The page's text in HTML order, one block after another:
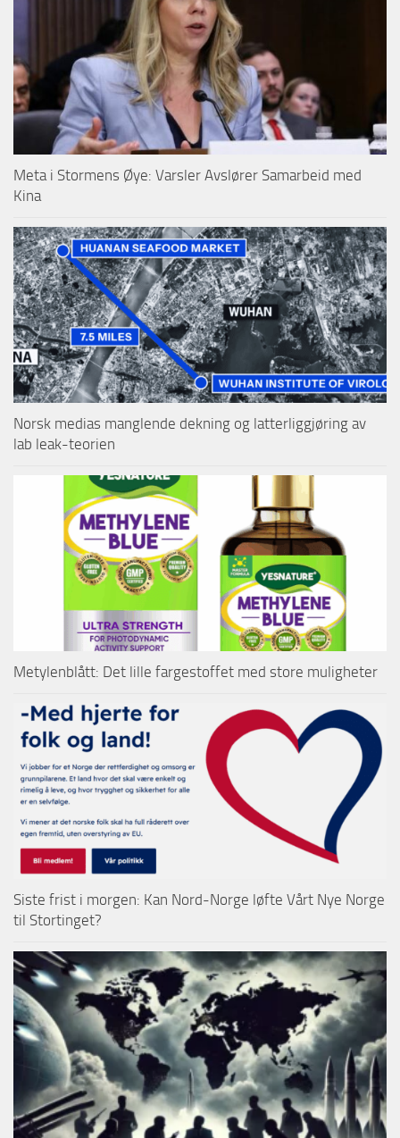
Meta i Stormens Øye: Varsler Avslører Samarbeid med
Kina
Norsk medias manglende dekning og latterliggjøring av
lab leak-teorien
Metylenblått: Det lille fargestoffet med store muligheter
Siste frist i morgen: Kan Nord-Norge løfte Vårt Nye Norge
til Stortinget?